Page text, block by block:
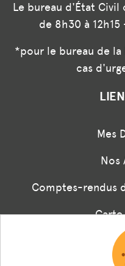
Le bureau d'État Civil
de 8h30 à 12h15
*pour le bureau de
cas
Mes
Nos
Comptes-rendus